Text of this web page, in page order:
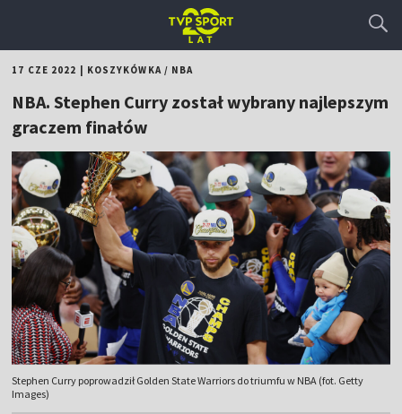
17 CZE 2022 KOSZYKÓWKA/ NBA
NBA. Stephen Curry został wybrany najlepszym
graczem finałów
Stephen Curry poprowadził Golden State Warriors do triumfu w NBA (fot. Getty
Images)